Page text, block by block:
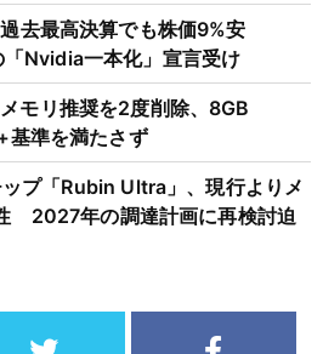
過去最高決算でも株価9%安
Nvidia一本化」宣言受け
モリ推奨を2度削除、8GB
準を満たさず
プ「Rubin Ultra」、現行よりメ
2027年の調達計画に再検討迫